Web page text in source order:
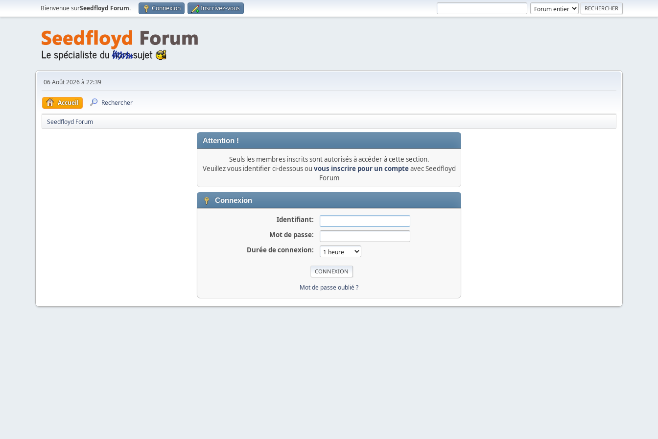
Bienvenue surSeedfloyd Forum. Connexion Inscrivez-vous
06 Août 2026 à 22:39
Accueil Rechercher
Seedfloyd Forum
Attention !
Seuls les membres inscrits sont autorisés à accéder à cette section.
Veuillez vous identifier ci-dessous ou vous inscrire pour un compteavec Seedfloyd
Forum
Connexion
Identifiant:
Mot de passe:
Durée de connexion:
Mot de passe oublié ?